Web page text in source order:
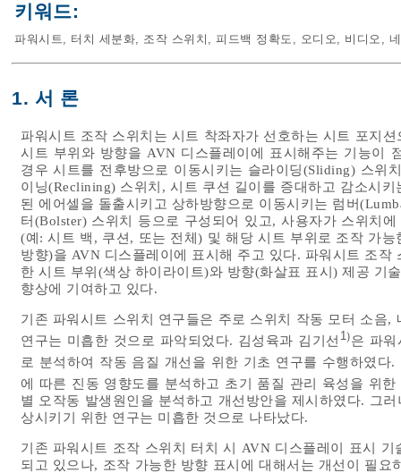
키워드:
파워시트, 터치 세분화, 조작 스위치 , 피드백 정확도 , 오디오, 비디오 ,
1. 서 론
파워시트 조작 스위치는 시트 착좌자가 선호하는 시트 포지
시트 부위와 방향을 AVN 디스플레이에 표시해주는 기능이
경우 시트를 전후방으로 이동시키는 슬라이딩(Sliding) 스위
이닝(Reclining) 스위치, 시트 쿠션 길이를 증대하고 감소시
된 에어셀을 돌출시키고 상하방향으로 이동시키는 럼버
터(Bolster) 스위치 등으로 구성되어 있고, 사용자가 스위치
(예: 시트 백, 쿠션, 또는 전체) 및 해당 시트 부위로 조작 가
방향)을 AVN 디스플레이에 표시해 주고 있다. 파워시트 조
한 시트 부위(색상 하이라이트)와 방향(화살표 표시) 제공 기
향상에 기여하고 있다.
기존 파워시트 스위치 연구들은 주로 스위치 작동 모터 소음
연구는 미흡한 것으로 파악되었다. 김성육과 김기선 1)은 파
로 분석하여 작동 음질 개선을 위한 기초 연구를 수행하였다.
에 따른 진동 영향도를 분석하고 초기 품질 관리 육성을 위
별 오작동 발생원인을 분석하고 개선방안을 제시하였다. 그
상시키기 위한 연구는 미흡한 것으로 나타났다.
기존 파워시트 조작 스위치 터치 시 AVN 디스플레이 표시
되고 있으나, 조작 가능한 방향 표시에 대해서는 개선이 필요